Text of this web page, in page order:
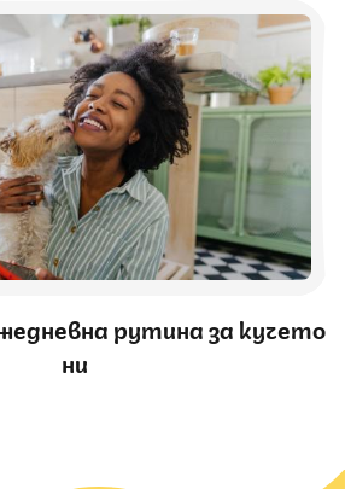
рутина за кучето
ни